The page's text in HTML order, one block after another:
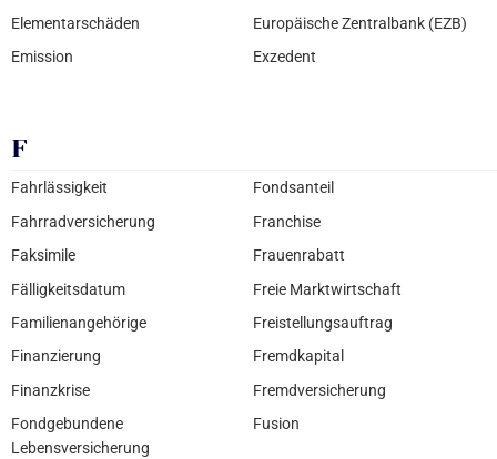
Elementarschäden
Emission
Europäische Zentralbank (EZB)
Exzedent
F
Fahrlässigkeit
Fahrradversicherung
Faksimile
Fälligkeitsdatum
Familienangehörige
Finanzierung
Finanzkrise
Fondgebundene
Lebensversicherung
Fondsanteil
Franchise
Frauenrabatt
Freie Marktwirtschaft
Freistellungsauftrag
Fremdkapital
Fremdversicherung
Fusion